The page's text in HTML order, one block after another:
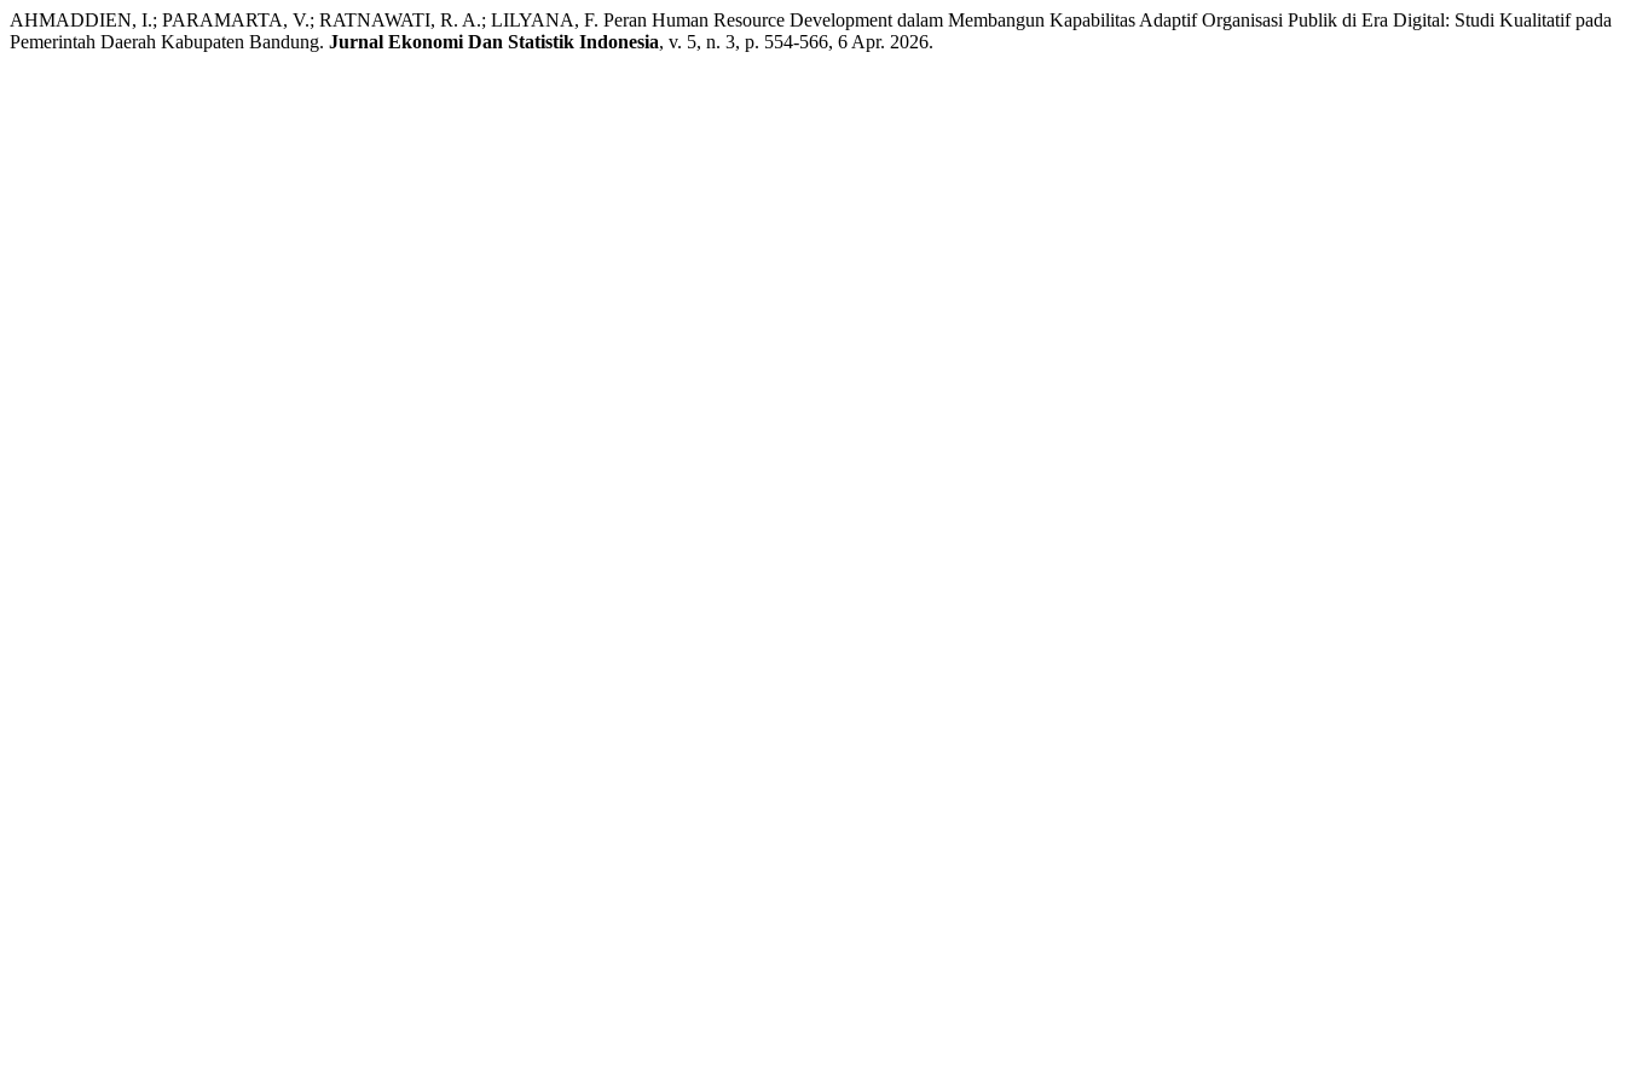
AHMADDIEN, I.; PARAMARTA, V.; RATNAWATI, R. A.; LILYANA, F. Peran Human Resource Development dalam Membangun Kapabilitas Adaptif Organisasi Publik di Era Digital: Studi Kualitatif pada
Pemerintah Daerah Kabupaten Bandung. Jurnal Ekonomi Dan Statistik Indonesia, v. 5, n. 3, p. 554-566, 6 Apr. 2026.